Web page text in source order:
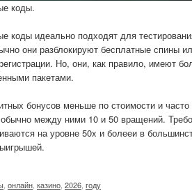
коды.
коды идеально подходят для
они разблокируют бесплатные спины
Но, они, как правило, имеют
пакетами.
бонусов меньше по стоимости и
между ними 10 и 50 вращений.
на уровне 50x и болееи в
онлайн казино 2026 году